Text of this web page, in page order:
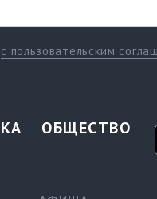
с пользовательским
ОБЩЕСТВО